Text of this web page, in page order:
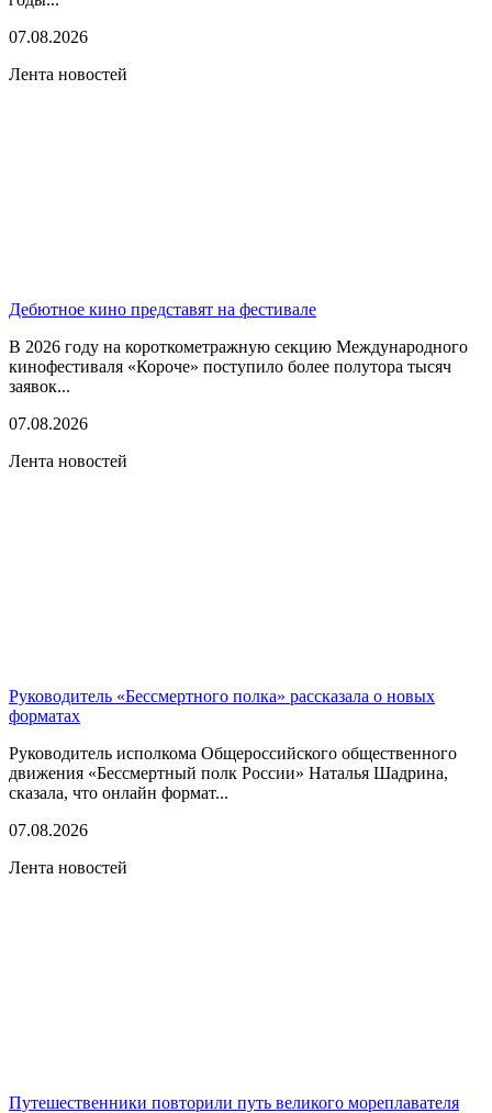
07.08.2026
Лента новостей
Дебютное кино представят на фестивале
В 2026 году на короткометражную секцию Международного
кинофестиваля «Короче» поступило более полутора тысяч
заявок...
07.08.2026
Лента новостей
Руководитель «Бессмертного полка» рассказала о новых
форматах
Руководитель исполкома Общероссийского общественного
движения «Бессмертный полк России» Наталья Шадрина,
сказала, что онлайн формат...
07.08.2026
Лента новостей
Путешественники повторили путь великого мореплавателя